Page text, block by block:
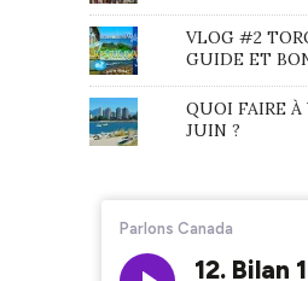
VLOG #2
GUIDE ET
QUOI FAIRE À
JUIN ?